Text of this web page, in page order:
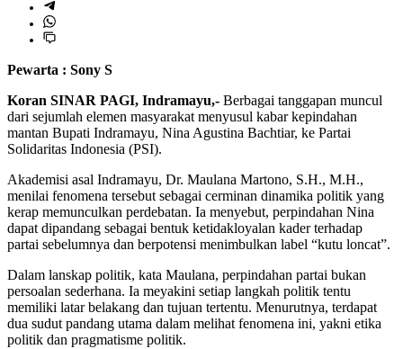
Pewarta : Sony S
Koran SINAR PAGI, Indramayu,- Berbagai tanggapan muncul
dari sejumlah elemen masyarakat menyusul kabar kepindahan
mantan Bupati Indramayu, Nina Agustina Bachtiar, ke Partai
Solidaritas Indonesia (PSI).
Akademisi asal Indramayu, Dr. Maulana Martono, S.H., M.H.,
menilai fenomena tersebut sebagai cerminan dinamika politik yang
kerap memunculkan perdebatan. Ia menyebut, perpindahan Nina
dapat dipandang sebagai bentuk ketidakloyalan kader terhadap
partai sebelumnya dan berpotensi menimbulkan label “kutu loncat”.
Dalam lanskap politik, kata Maulana, perpindahan partai bukan
persoalan sederhana. Ia meyakini setiap langkah politik tentu
memiliki latar belakang dan tujuan tertentu. Menurutnya, terdapat
dua sudut pandang utama dalam melihat fenomena ini, yakni etika
politik dan pragmatisme politik.